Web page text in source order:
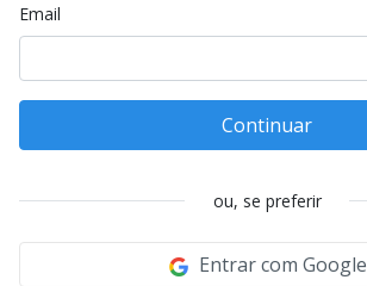
Email
Continuar
ou, se preferir
Entrar com Google